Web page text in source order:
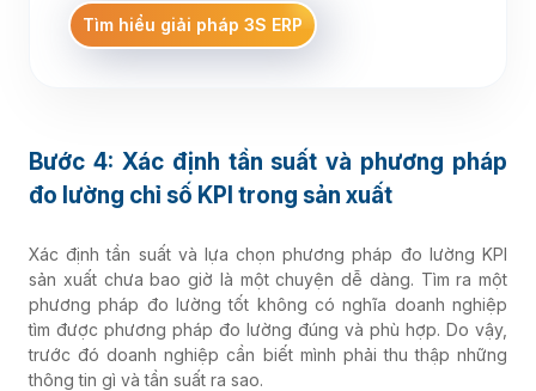
Tìm hiểu giải pháp 3S ERP
Bước 4: Xác định tần suất và phương pháp
đo lường chỉ số KPI trong sản xuất
Xác định tần suất và lựa chọn phương pháp đo lường KPI
sản xuất chưa bao giờ là một chuyện dễ dàng. Tìm ra một
phương pháp đo lường tốt không có nghĩa doanh nghiệp
tìm được phương pháp đo lường đúng và phù hợp. Do vậy,
trước đó doanh nghiệp cần biết mình phải thu thập những
thông tin gì và tần suất ra sao.